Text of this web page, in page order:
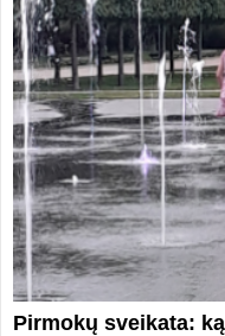
Pirmokų sveikata: